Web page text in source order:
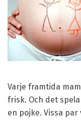
Varje framtida
frisk. Och det
en pojke. Vissa